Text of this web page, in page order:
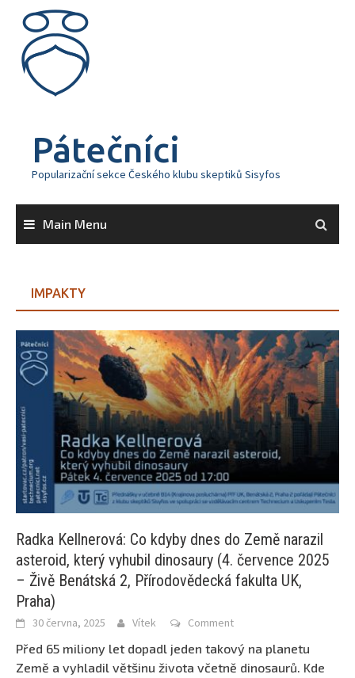
content
Pátečníci
Popularizační sekce Českého klubu skeptiků Sisyfos
Main Menu
IMPAKTY
Radka Kellnerová: Co kdyby dnes do Země narazil
asteroid, který vyhubil dinosaury (4. července 2025
– Živě Benátská 2, Přírodovědecká fakulta UK,
Praha)
30 června, 2025 Vítek Comment
Před 65 miliony let dopadl jeden takový na planetu
Země a vyhladil většinu života včetně dinosaurů. Kde